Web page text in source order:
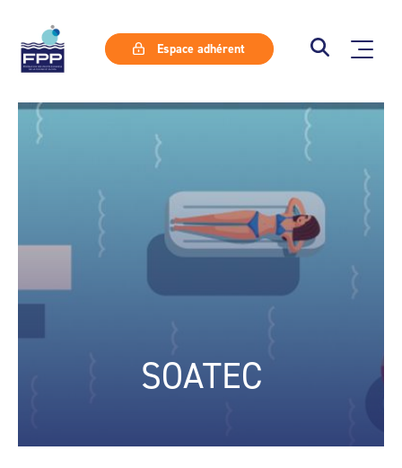
Espace adhérent
SOATEC